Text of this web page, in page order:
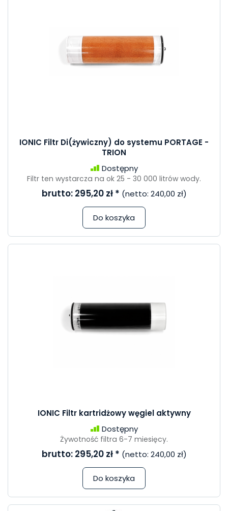
IONIC Filtr Di(żywiczny) do systemu PORTAGE -
TRION
Dostępny
Filtr ten wystarcza na ok 25 - 30 000 litrów wody.
brutto: 295,20 zł* (netto: 240,00 zł)
Do koszyka
IONIC Filtr kartridżowy węgiel aktywny
Dostępny
Żywotność filtra 6-7 miesięcy.
brutto: 295,20 zł* (netto: 240,00 zł)
Do koszyka